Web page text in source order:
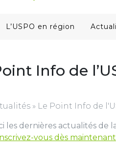
L’USPO en région
Info de
» Le Point Info de
les dernières actualités de
Inscrivez-vous dès maintenant